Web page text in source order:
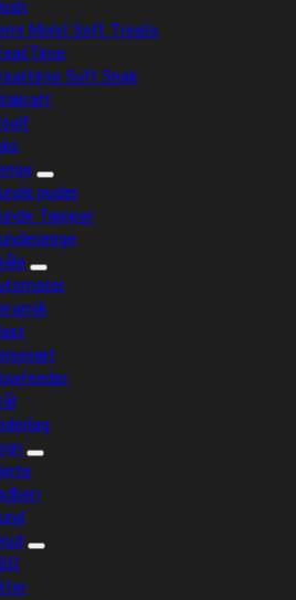
Moist Soft Treats
Soft Snak
puder
Tæpper